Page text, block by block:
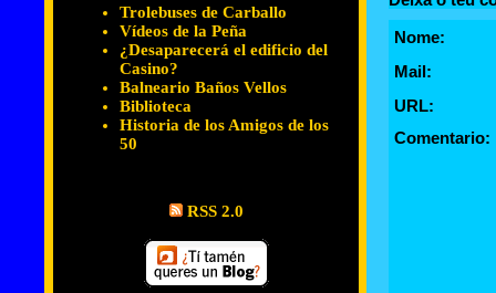
Trolebuses de Carballo
Vídeos de la Peña
¿Desaparecerá el edificio del
Casino?
Balneario Baños Vellos
Biblioteca
Historia de los Amigos de los
50
RSS 2.0
Nome:
Mail:
URL:
Comentario: